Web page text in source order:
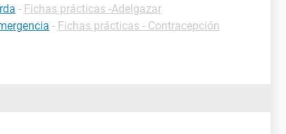
- Fichas prácticas -Adelgazar
- Fichas prácticas - Contracepción